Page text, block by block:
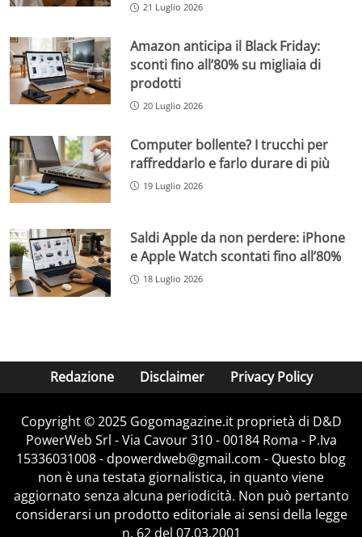
21 Luglio 2026
Amazon anticipa il Black Friday:
sconti fino all’80% su migliaia di
prodotti
20 Luglio 2026
Computer bollente? I trucchi per
raffreddarlo e farlo durare di più
19 Luglio 2026
Saldi Apple da non perdere: iPhone
e Apple Watch scontati fino all’80%
18 Luglio 2026
Redazione Disclaimer Privacy Policy
Copyright © 2025 Gogomagazine.it proprietà di D&D
PowerWeb Srl - Via Cavour 310 - 00184 Roma - P.Iva
15336031008 - dpowerdweb@gmail.com - Questo blog
non è una testata giornalistica, in quanto viene
aggiornato senza alcuna periodicità. Non può pertanto
considerarsi un prodotto editoriale ai sensi della legge
n. 62 del 07.03.2001